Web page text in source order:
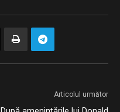
Articolul următor